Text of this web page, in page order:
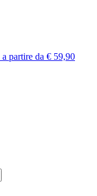
a partire da € 59,90